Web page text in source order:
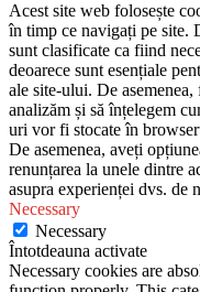
Acest site web folosește
în timp ce navigați pe site.
sunt clasificate ca fiind
deoarece sunt esențiale
ale site-ului. De
analizăm și să înțelegem
uri vor fi stocate în
De asemenea, aveți
renunțarea la unele dintre
asupra experienței dvs. de
Necessary
Necessary
Întotdeauna activate
Necessary cookies are